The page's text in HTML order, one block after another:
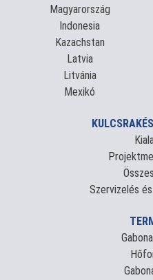
Magyarország
Indonesia
Kazachstan
Latvia
Litvánia
Mexikó
Szervizelés